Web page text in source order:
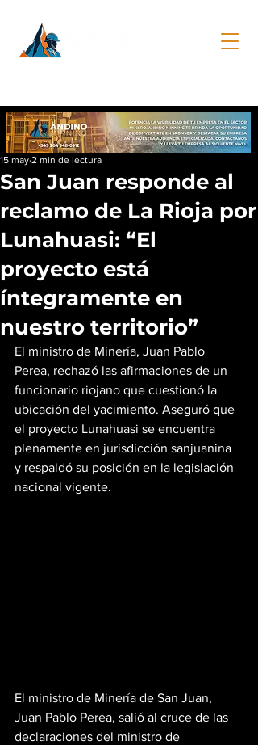
San Juan responde al
reclamo de La Rioja por
Lunahuasi: “El
proyecto está
íntegramente en
nuestro territorio”
15 may 2 min de lectura
El ministro de Minería, Juan Pablo
Perea, rechazó las afirmaciones de un
funcionario riojano que cuestionó la
ubicación del yacimiento. Aseguró que
el proyecto Lunahuasi se encuentra
plenamente en jurisdicción sanjuanina
y respaldó su posición en la legislación
nacional vigente.
El ministro de Minería de San Juan,
Juan Pablo Perea, salió al cruce de las
declaraciones del ministro de